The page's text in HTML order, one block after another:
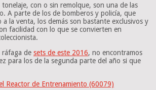
tonelaje, con o sin remolque, son una de las
A parte de los de bomberos y policía, que
a la venta, los demás son bastante exclusivos y
facilidad con lo que se convierten en
ráfaga de sets de este 2016, no encontramos
para los de la segunda parte del año si que
Reactor de Entrenamiento (60079)